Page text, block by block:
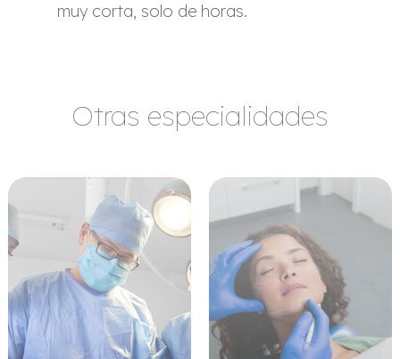
muy corta, solo de horas.
Otras especialidades